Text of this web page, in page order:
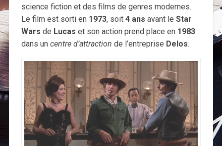
science fiction et des films de genres modernes.
Le film est sorti en 1973, soit 4 ans avant le Star
Wars de Lucas et son action prend place en 1983
dans un centre d’attraction de l’entreprise Delos.